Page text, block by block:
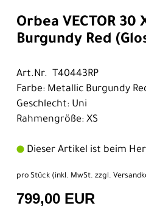
Orbea VECTOR 30
Burgundy Red
Art.Nr. T40443RP
Farbe: Metallic Burgundy
Geschlecht: Uni
Rahmengröße: XS
Dieser Artikel ist beim
pro Stück (inkl. MwSt. zzgl.
799,00 EUR